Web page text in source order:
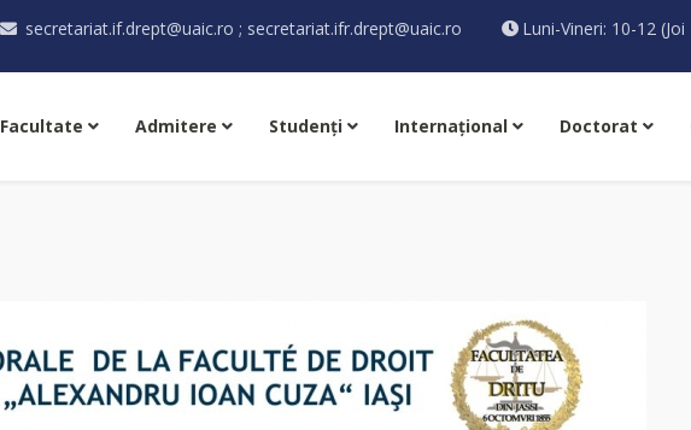
secretariat.if.drept@uaic.ro ; secretariat.ifr.drept@uaic.ro Luni-Vineri: 10-12
Facultate Admitere Studenţi Internaţional Doctorat